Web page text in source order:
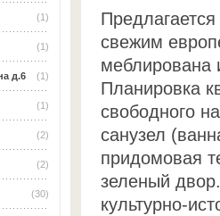
(1)
(1)
(1)
д.6
(1)
(2)
(2)
(30)
свежим
меблирована
Планировка
свободного
санузел
придомовая
зеленый
культурно-